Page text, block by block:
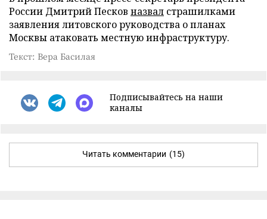
России Дмитрий Песков назвал страшилками
заявления литовского руководства о планах
Москвы атаковать местную инфраструктуру.
Текст: Вера Басилая
Подписывайтесь на наши
каналы
Читать комментарии (15)